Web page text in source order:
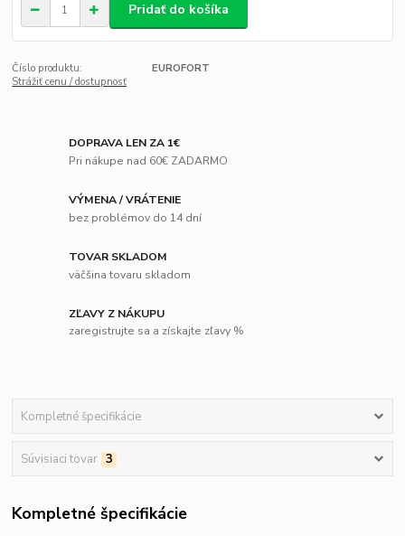
Pridať do košíka
Číslo produktu:
EUROFORT
Strážiť cenu / dostupnosť
DOPRAVA LEN ZA 1€
Pri nákupe nad 60€ ZADARMO
VÝMENA / VRÁTENIE
bez problémov do 14 dní
TOVAR SKLADOM
väčšina tovaru skladom
ZĽAVY Z NÁKUPU
zaregistrujte sa a získajte zľavy %
Kompletné špecifikácie
Súvisiaci tovar 3
Kompletné špecifikácie